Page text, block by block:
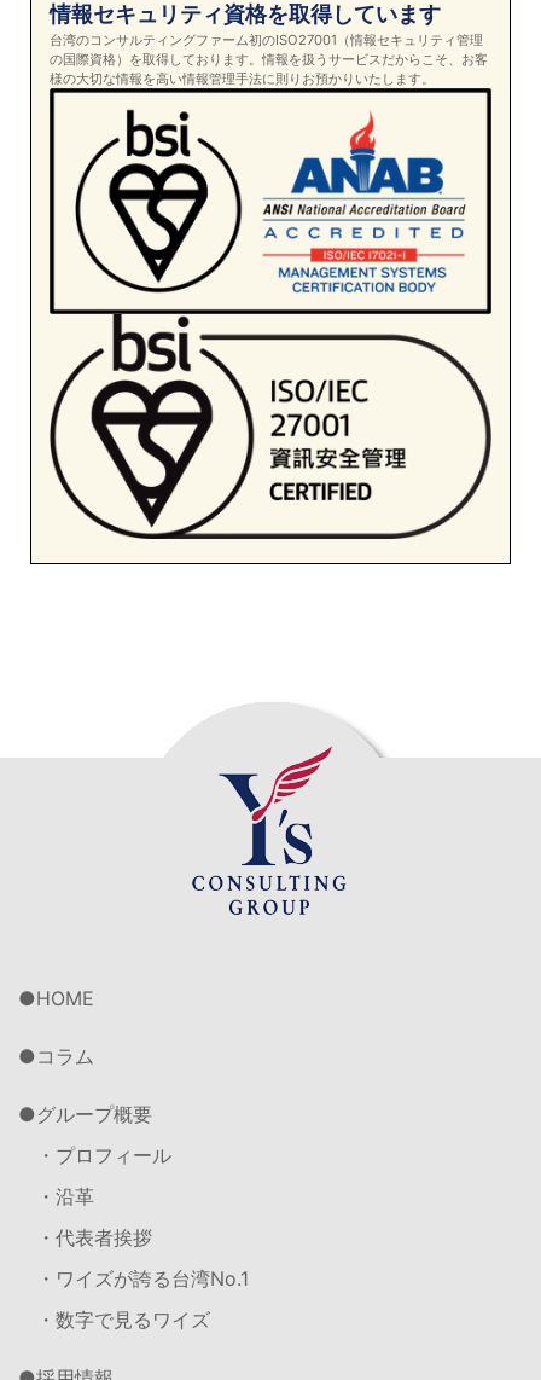
情報セキュリティ資格を取得しています
台湾のコンサルティングファーム初のISO27001（情報セキュリティ管理
の国際資格）を取得しております。情報を扱うサービスだからこそ、お客
様の大切な情報を高い情報管理手法に則りお預かりいたします。
HOME
コラム
グループ概要
・プロフィール
・沿革
・代表者挨拶
・ワイズが誇る台湾No.1
・数字で見るワイズ